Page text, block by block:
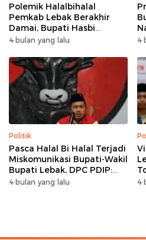
Polemik Halalbihalal
Pemkab Lebak Berakhir
Damai, Bupati Hasbi
Sambangi Kediaman
4 bulan yang lalu 4
Politik
Pasca Halal Bi Halal Terjadi
Miskomunikasi Bupati-Wakil
Bupati Lebak, DPC PDIP:
Kami Tetap Solid dan Akan
4 bulan yang lalu 4